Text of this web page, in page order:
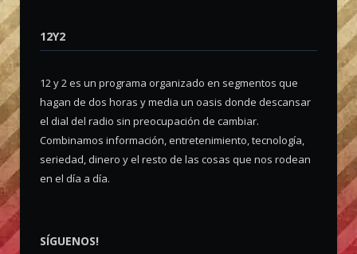
12Y2
12 y 2 es un programa organizado en segmentos que
hagan de dos horas y media un oasis donde descansar
el dial del radio sin preocupación de cambiar.
Combinamos información, entretenimiento, tecnología,
seriedad, dinero y el resto de las cosas que nos rodean
en el día a día.
SÍGUENOS!